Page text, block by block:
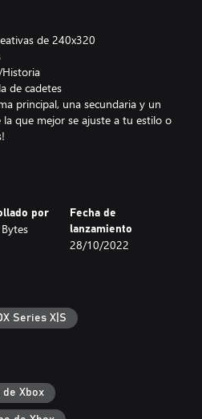
de 240x320
de cadetes
principal, una secundaria y un
que mejor se ajuste a tu estilo o
concentrado», que permite
píxel.
tanto para jugadores nuevos
para una auténtica sensación de
Desafío cronometrado, Modo
por
Fecha de
lanzamiento
28/10/2022
Series X|S
de Xbox